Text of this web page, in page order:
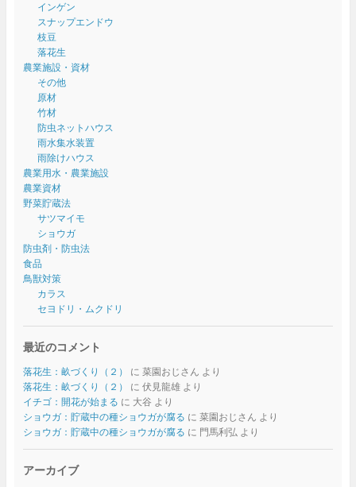
インゲン
スナップエンドウ
枝豆
落花生
農業施設・資材
その他
原材
竹材
防虫ネットハウス
雨水集水装置
雨除けハウス
農業用水・農業施設
農業資材
野菜貯蔵法
サツマイモ
ショウガ
防虫剤・防虫法
食品
鳥獣対策
カラス
セヨドリ・ムクドリ
最近のコメント
落花生：畝づくり（２） に 菜園おじさん より
落花生：畝づくり（２）
に 伏見龍雄より
イチゴ：開花が始まる に 大谷 より
ショウガ：貯蔵中の種ショウガが腐る に 菜園おじさん より
ショウガ：貯蔵中の種ショウガが腐る に 門馬利弘 より
アーカイブ